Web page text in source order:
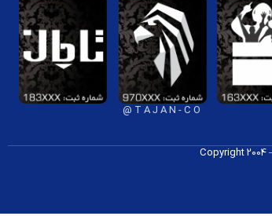
T A J A N - C O @
Copyright 2004